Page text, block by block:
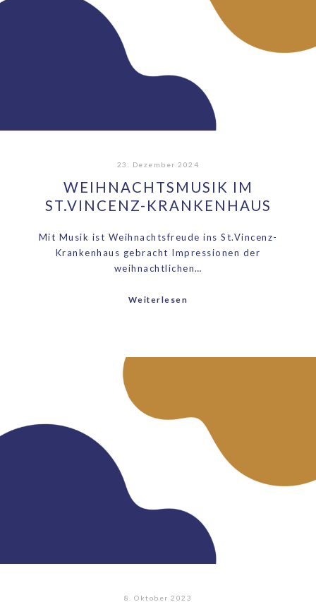
23. Dezember 2024
WEIHNACHTSMUSIK IM
ST.VINCENZ-KRANKENHAUS
Mit Musik ist Weihnachtsfreude ins St.Vincenz-
Krankenhaus gebracht Impressionen der
weihnachtlichen…
Weiterlesen
8. Oktober 2023